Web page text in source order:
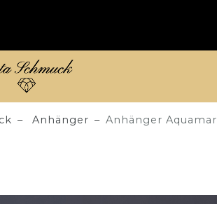
Anhänger Anhänger